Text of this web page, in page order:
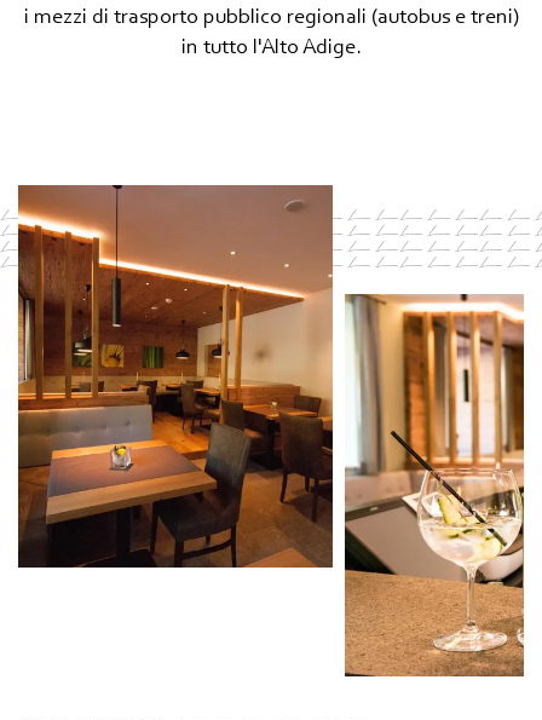
i mezzi di trasporto pubblico regionali (autobus e treni)
in tutto l'Alto Adige.